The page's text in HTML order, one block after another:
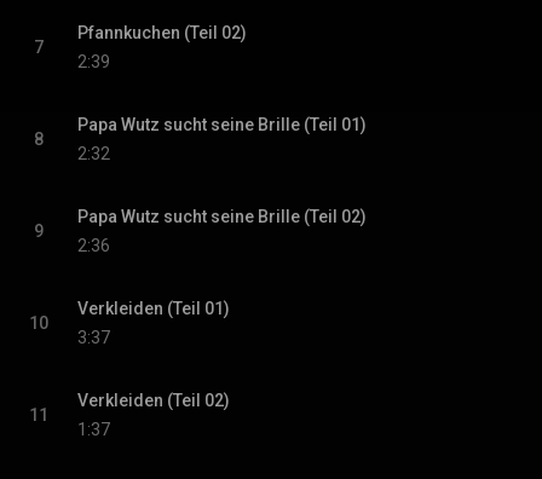
7
Pfannkuchen (Teil 02)
2:39
8
Papa Wutz sucht seine Brille (Teil 01)
2:32
9
Papa Wutz sucht seine Brille (Teil 02)
2:36
10
Verkleiden (Teil 01)
3:37
11
Verkleiden (Teil 02)
1:37